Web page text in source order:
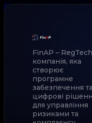
FinAP –
компанія, яка
створює
програмне
забезпечення та
цифрові
для управління
ризиками та